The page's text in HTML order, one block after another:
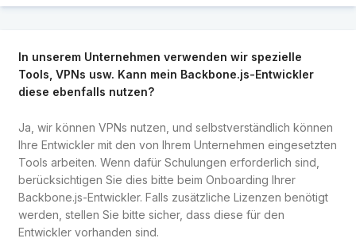
In unserem Unternehmen verwenden wir spezielle
Tools, VPNs usw. Kann mein Backbone.js-Entwickler
diese ebenfalls nutzen?
Ja, wir können VPNs nutzen, und selbstverständlich können
Ihre Entwickler mit den von Ihrem Unternehmen eingesetzten
Tools arbeiten. Wenn dafür Schulungen erforderlich sind,
berücksichtigen Sie dies bitte beim Onboarding Ihrer
Backbone.js-Entwickler. Falls zusätzliche Lizenzen benötigt
werden, stellen Sie bitte sicher, dass diese für den
Entwickler vorhanden sind.